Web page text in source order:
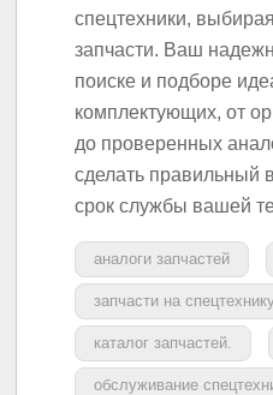
спецтехники,
запчасти. Ваш
поиске и подборе
комплектующих, от
до проверенных
сделать правильный
срок службы вашей
аналоги запчастей
запчасти на
каталог запчастей.
обслуживание